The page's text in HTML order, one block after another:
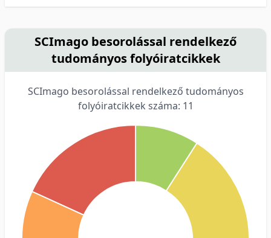
SCImago besorolással rendelkező
tudományos folyóiratcikkek
SCImago besorolással rendelkező tudományos
folyóiratcikkek száma: 11